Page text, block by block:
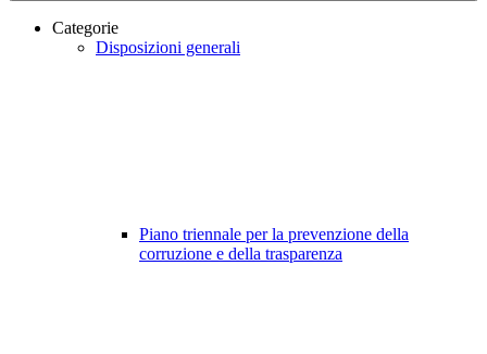
Categorie
Disposizioni generali
Piano triennale per la prevenzione della
corruzione e della trasparenza